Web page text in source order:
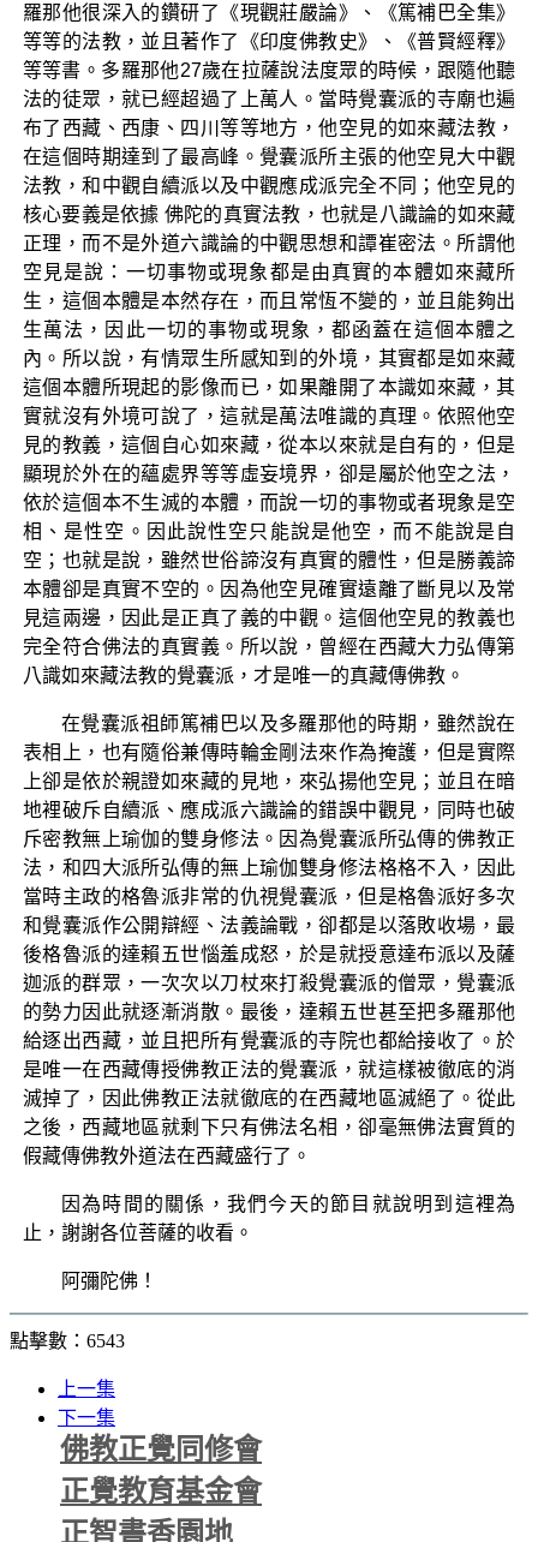
羅那他很深入的鑽研了《現觀莊嚴論》、《篤補巴全集》
等等的法教，並且著作了《印度佛教史》、《普賢經釋》
等等書。多羅那他27歲在拉薩說法度眾的時候，跟隨他聽
法的徒眾，就已經超過了上萬人。當時覺囊派的寺廟也遍
布了西藏、西康、四川等等地方，他空見的如來藏法教，
在這個時期達到了最高峰。覺囊派所主張的他空見大中觀
法教，和中觀自續派以及中觀應成派完全不同；他空見的
核心要義是依據 佛陀的真實法教，也就是八識論的如來藏
正理，而不是外道六識論的中觀思想和譚崔密法。所謂他
空見是說：一切事物或現象都是由真實的本體如來藏所
生，這個本體是本然存在，而且常恆不變的，並且能夠出
生萬法，因此一切的事物或現象，都函蓋在這個本體之
內。所以說，有情眾生所感知到的外境，其實都是如來藏
這個本體所現起的影像而已，如果離開了本識如來藏，其
實就沒有外境可說了，這就是萬法唯識的真理。依照他空
見的教義，這個自心如來藏，從本以來就是自有的，但是
顯現於外在的蘊處界等等虛妄境界，卻是屬於他空之法，
依於這個本不生滅的本體，而說一切的事物或者現象是空
相、是性空。因此說性空只能說是他空，而不能說是自
空；也就是說，雖然世俗諦沒有真實的體性，但是勝義諦
本體卻是真實不空的。因為他空見確實遠離了斷見以及常
見這兩邊，因此是正真了義的中觀。這個他空見的教義也
完全符合佛法的真實義。所以說，曾經在西藏大力弘傳第
八識如來藏法教的覺囊派，才是唯一的真藏傳佛教。
在覺囊派祖師篤補巴以及多羅那他的時期，雖然說在
表相上，也有隨俗兼傳時輪金剛法來作為掩護，但是實際
上卻是依於親證如來藏的見地，來弘揚他空見；並且在暗
地裡破斥自續派、應成派六識論的錯誤中觀見，同時也破
斥密教無上瑜伽的雙身修法。因為覺囊派所弘傳的佛教正
法，和四大派所弘傳的無上瑜伽雙身修法格格不入，因此
當時主政的格魯派非常的仇視覺囊派，但是格魯派好多次
和覺囊派作公開辯經、法義論戰，卻都是以落敗收場，最
後格魯派的達賴五世惱羞成怒，於是就授意達布派以及薩
迦派的群眾，一次次以刀杖來打殺覺囊派的僧眾，覺囊派
的勢力因此就逐漸消散。最後，達賴五世甚至把多羅那他
給逐出西藏，並且把所有覺囊派的寺院也都給接收了。於
是唯一在西藏傳授佛教正法的覺囊派，就這樣被徹底的消
滅掉了，因此佛教正法就徹底的在西藏地區滅絕了。從此
之後，西藏地區就剩下只有佛法名相，卻毫無佛法實質的
假藏傳佛教外道法在西藏盛行了。
因為時間的關係，我們今天的節目就說明到這裡為
止，謝謝各位菩薩的收看。
阿彌陀佛！
點擊數：6543
上一集
下一集
佛教正覺同修會
正覺教育基金會
正智書香園地